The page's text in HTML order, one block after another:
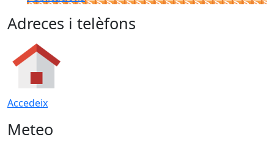
Adreces i telèfons
Accedeix
Meteo